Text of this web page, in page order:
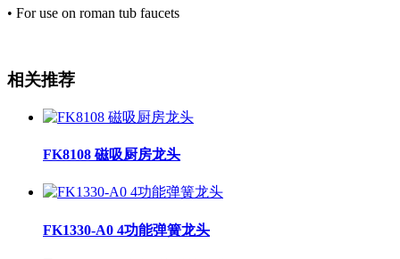
• For use on roman tub faucets
相关推荐
FK8108 磁吸厨房龙头
FK1330-A0 4功能弹簧龙头